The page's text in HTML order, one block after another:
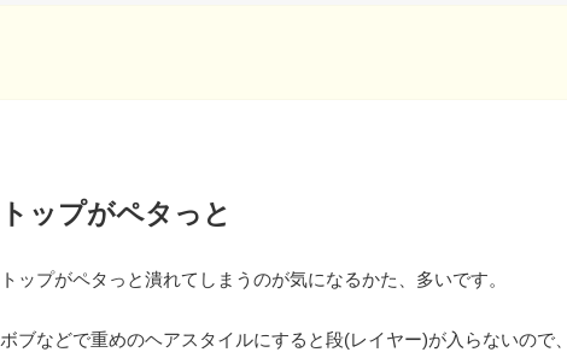
トップがペタっと
トップがペタっと潰れてしまうのが気になるかた、多いです。
ボブなどで重めのヘアスタイルにすると段(レイヤー)が入らないので